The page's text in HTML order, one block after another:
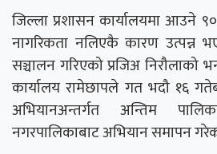
जिल्ला प्रशासन कार्यालयमा आउने
नागरिकता नलिएकै कारण उत्पन्न
सञ्चालन गरिएको प्रजिअ निरौलाको
कार्यालय रामेछापले गत भदौ १६
अभियानअन्तर्गत अन्तिम
नगरपालिकाबाट अभियान समापन